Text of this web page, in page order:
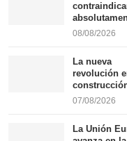
La población en
Quiénes somos
08/08/2026
La nueva
revolución
07/08/2026
La Unión